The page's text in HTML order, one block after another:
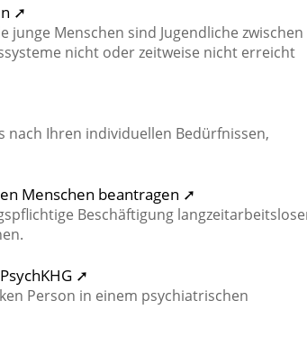
➚
Menschen sind Jugendliche zwischen
nicht oder zeitweise nicht erreicht
Ihren individuellen Bedürfnissen,
Menschen beantragen ➚
Beschäftigung
➚
Person in einem psychiatrischen